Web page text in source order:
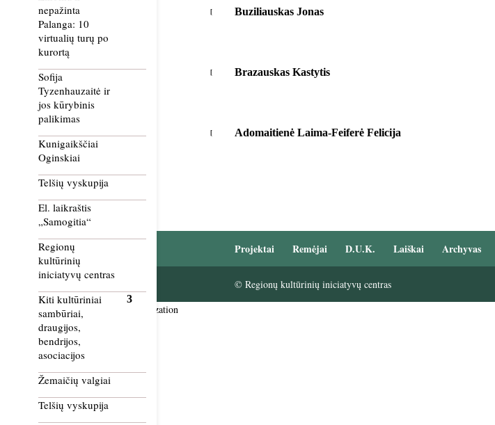
nepažinta
Palanga: 10
virtualių turų po
kurortą
Sofija
Tyzenhauzaitė ir
jos kūrybinis
palikimas
Kunigaikščiai
Oginskiai
Telšių vyskupija
El. laikraštis
„Samogitia“
Regionų
kultūrinių
iniciatyvų centras
Kiti kultūriniai
sambūriai,
draugijos,
bendrijos,
asociacijos
Žemaičių valgiai
Telšių vyskupija
Buziliauskas Jonas
Brazauskas Kastytis
Adomaitienė Laima-Feiferė Felicija
Projektai Remėjai D.U.K. Laiškai Archyvas
© Regionų kultūrinių iniciatyvų centras
Smush Image Compression and Optimization